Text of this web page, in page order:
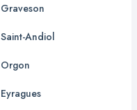
Graveson
Saint-Andiol
Orgon
Eyragues